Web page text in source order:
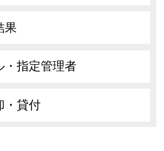
果
・指定管理者
・貸付